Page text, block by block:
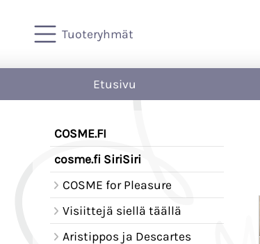
Tuoteryhmät
Etusivu
COSME.FI
cosme.fi SiriSiri
COSME for Pleasure
Visiittejä siellä täällä
Aristippos ja Descartes